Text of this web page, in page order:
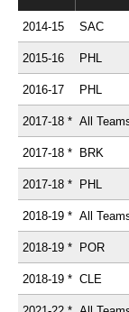
2014-15 SAC
2015-16 PHL
2016-17 PHL
2017-18 * All
2017-18 * BRK
2017-18 * PHL
2018-19 * All
2018-19 * POR
2018-19 * CLE